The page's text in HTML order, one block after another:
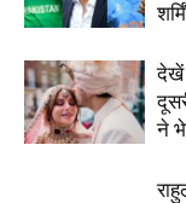
देखें
ने